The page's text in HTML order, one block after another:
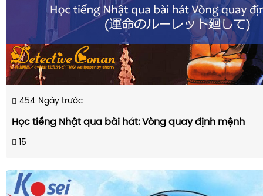
454 Ngày trước
Học tiếng Nhật qua bài hát: Vòng quay định mệnh
15